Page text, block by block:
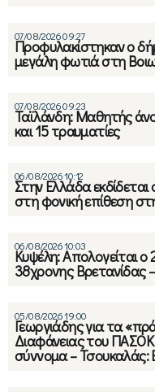
07/08/2026 09:27
Προφυλακίστηκαν ο
μεγάλη φωτιά στη
07/08/2026 09:23
Ταϊλάνδη: Μαθητής
και 15 τραυματίες
06/08/2026 10:12
Στην Ελλάδα
στη φονική επίθεση
06/08/2026 10:03
Κυψέλη: Απολογείται
38χρονης Βρετανίδας –
05/08/2026 19:00
Γεωργιάδης για τα
Διαφάνειας του
σύννομα – Τσουκαλάς: